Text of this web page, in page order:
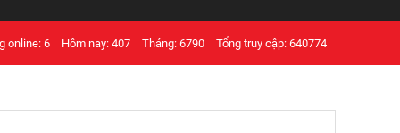
online: 6 Hôm nay: 407 Tháng: 6790 Tổng truy cập: 640774